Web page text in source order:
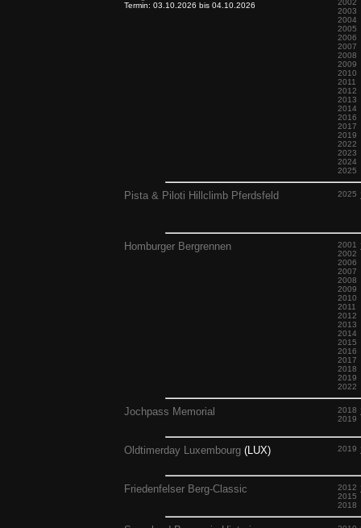
Termin: 03.10.2026 bis 04.10.2026
2002
2003
2004
2005
2006
2007
2008
2009
2010
2011
2012
2013
2014
2016
2017
2019
2022
2023
2024
2025
Pista & Piloti Hillclimb Pferdsfeld 2025
Homburger Bergrennen
2001
2002
2006
2007
2008
2009
2010
2011
2012
2013
2014
2015
2016
2017
2018
2019
2022
Jochpass Memorial
2018
2019
Oldtimerday Luxembourg (LUX) 2019
Friedenfelser Berg-Classic
2012
2015
2018